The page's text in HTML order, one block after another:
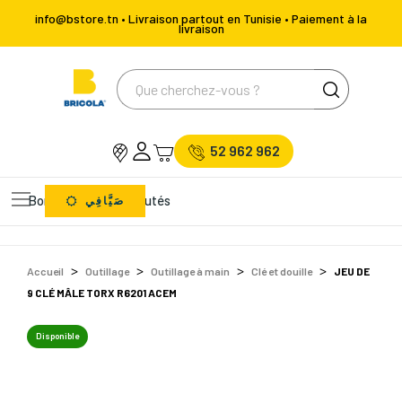
info@bstore.tn • Livraison partout en Tunisie • Paiement à la
livraison
52 962 962
Bons Plans Nouveautés
صَيَّافِي
Accueil Outillage Outillage à main Clé et douille
JEU DE
9 CLÉ MÂLE TORX R6201 ACEM
Disponible